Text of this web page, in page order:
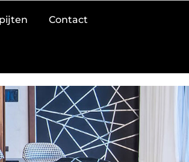
Contact